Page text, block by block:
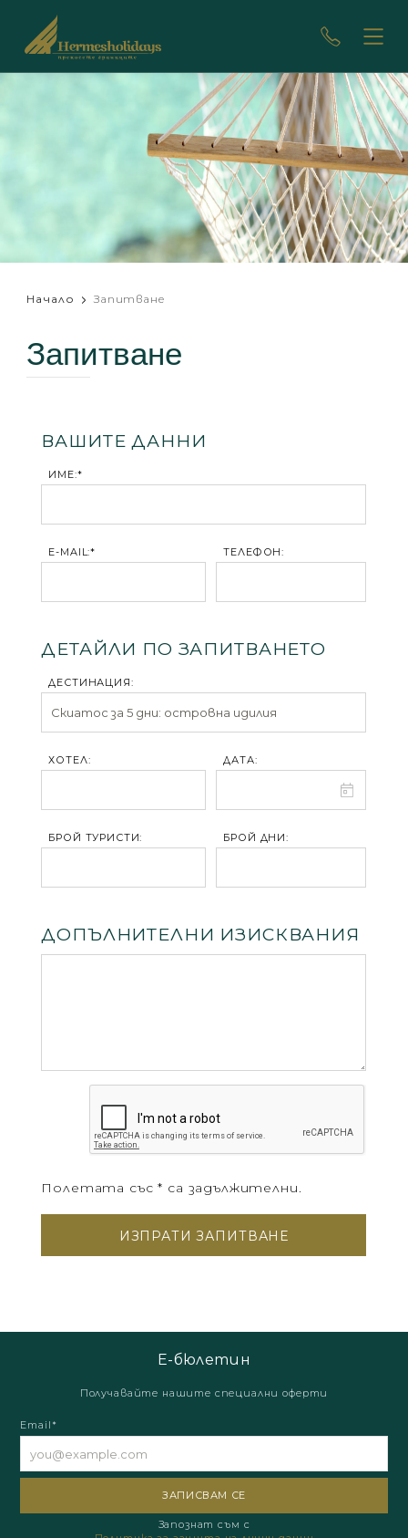
Начало Запитване
Запитване
ВАШИТЕ ДАННИ
ИМЕ:*
E-MAIL:* ТЕЛЕФОН:
ДЕТАЙЛИ ПО ЗАПИТВАНЕТО
ДЕСТИНАЦИЯ:
ХОТЕЛ: ДАТА:
БРОЙ ТУРИСТИ: БРОЙ ДНИ:
ДОПЪЛНИТЕЛНИ ИЗИСКВАНИЯ
Полетата със * са задължителни.
Е-бюлетин
Получавайте нашите специални оферти
Email*
Запознат съм с